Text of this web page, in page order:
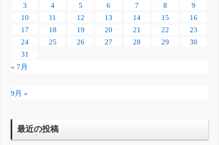
3
4 5 6 7 8
9
10
11 12 13 14 15
16
17
18 19 20 21 22
23
24
25 26 27 28 29
30
31
« 7月
9月 »
最近の投稿